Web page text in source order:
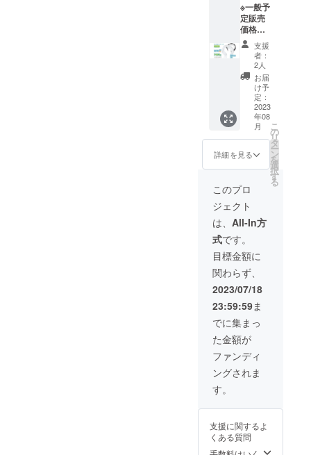
※一般予
定販売
価格：
￥12,21
4円 ※税
込・送
料無料
（日本
国内限
定） ※1
セット
内容
ネック
クー
ラー本
体×3
支援
者：
2人
お届
け予
定：
2023
年08
月
詳細を見る
こ
の
リ
タ
ー
ン
を
選
択
す
る
このプロ
ジェクト
は、 All-In方
式です。
目標金額に
関わらず、
2023/07/18
23:59:59ま
でに集まっ
た金額が
ファンディ
ングされま
す。
支援に関するよ
くある質問